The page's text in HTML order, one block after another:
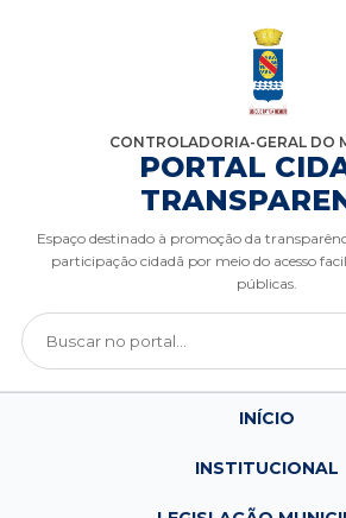
CONTROLADORIA-GERAL DO
PORTAL
Espaço destinado à promoção da
participação cidadã por meio do acesso
públicas.
INÍCIO
INSTITUCIONAL